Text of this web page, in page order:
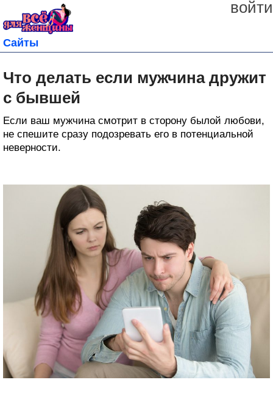
войти
Сайты
Что делать если мужчина дружит
с бывшей
Если ваш мужчина смотрит в сторону былой любови,
не спешите сразу подозревать его в потенциальной
неверности.